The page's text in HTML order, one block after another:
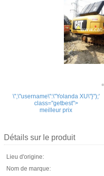
\",\"username\":\"Yolanda XU\"}");'
class="getbest">
meilleur prix
Détails sur le produit
Lieu d'origine:
Nom de marque: